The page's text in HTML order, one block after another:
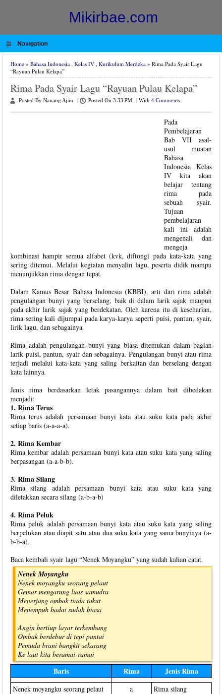
Mikirbae.com
≡ Navigation
Home » Bahasa Indonesia , Kelas IV , Kurikulum Merdeka » Rima Pada Syair Lagu
“Rayuan Pulau Kelapa”
Rima Pada Syair Lagu “Rayuan Pulau Kelapa”
Posted By Nanang Ajim Posted On 3:33 PM With 4 Comments
Pada
Pembelajaran
Bab VII asal-
usul muatan
Bahasa
Indonesia Kelas
IV kita akan
belajar tentang
rima pada
sebuah syair.
Tujuan
pembelajaran
kali ini adalah
mengenali dan
mengeja
kombinasi hampir semua alfabet (kvk, diftong) pada kata-kata yang
sering ditemui. Melalui kegiatan menyalin lagu, peserta didik mampu
menunjukkan rima dengan tepat.
Dalam Kamus Besar Bahasa Indonesia (KBBI), arti dari rima adalah
pengulangan bunyi yang berselang, baik di dalam larik sajak maupun
pada akhir larik sajak yang berdekatan. Oleh karena itu di keseharian,
rima sering kali dijumpai pada karya-karya seperti puisi, pantun, syair,
lirik lagu, dan sebagainya.
Rima adalah pengulangan bunyi yang biasa ditemukan dalam bagian
larik puisi, pantun, syair dan sebagainya. Pengulangan bunyi atau rima
terjadi melalui kata-kata yang saling berkaitan dan berselang dengan
kata lainnya.
Jenis rima berdasarkan letak pasangannya dalam bait dibedakan
menjadi:
1. Rima Terus
Rima terus adalah persamaan bunyi kata atau suku kata pada akhir
setiap baris (a-a-a-a).
2. Rima Kembar
Rima kembar adalah persamaan bunyi kata atau suku kata yang saling
berpasangan (a-a-b-b).
3. Rima Silang
Rima silang adalah persamaan bunyi kata atau suku kata yang
diletakkan secara silang (a-b-a-b)
4. Rima Peluk
Rima peluk adalah persamaan bunyi kata atau suku kata yang saling
berpelukan atau diapit satu atau dua suku kata yang sama bunyinya (a-
b-b-a).
Baca kembali syair lagu “Nenek Moyangku” yang sudah kalian catat.
Nenek Moyangku
Nenek moyangku seorang pelaut
Gemar mengarung luas samudra
Menerjang ombak tiada takut
Menempuh badai sudah biasa
Angin bertiup layar terkembang
Ombak berdebur di tepi pantai
Pemuda brani bangkit sekarang
Ke laut kita beramai-ramai
Baris Rima Jenis Rima
Nenek moyangku seorang pelaut a
Rima silang